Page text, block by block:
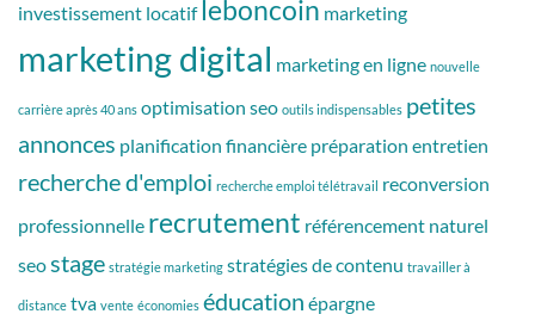
investissement locatif leboncoin marketing
marketing digital marketing en ligne nouvelle
carrière après 40 ans optimisation seo outils indispensables petites
annonces planification financière préparation entretien
recherche d'emploi recherche emploi télétravail
reconversion
professionnelle recrutement référencement naturel
seostage stratégie marketing stratégies de contenu travailler à
distance tva vente économies éducation épargne